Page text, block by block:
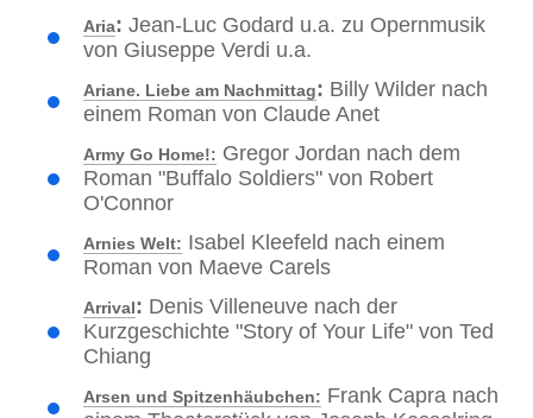
Aria: Jean-Luc Godard u.a. zu Opernmusik
von Giuseppe Verdi u.a.
Ariane. Liebe am Nachmittag: Billy Wilder nach
einem Roman von Claude Anet
Army Go Home!: Gregor Jordan nach dem
Roman "Buffalo Soldiers" von Robert
O'Connor
Arnies Welt: Isabel Kleefeld nach einem
Roman von Maeve Carels
Arrival: Denis Villeneuve nach der
Kurzgeschichte "Story of Your Life" von Ted
Chiang
Arsen und Spitzenhäubchen: Frank Capra nach